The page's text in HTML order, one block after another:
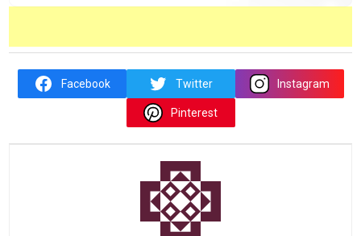
Facebook Twitter Instagram
Pinterest